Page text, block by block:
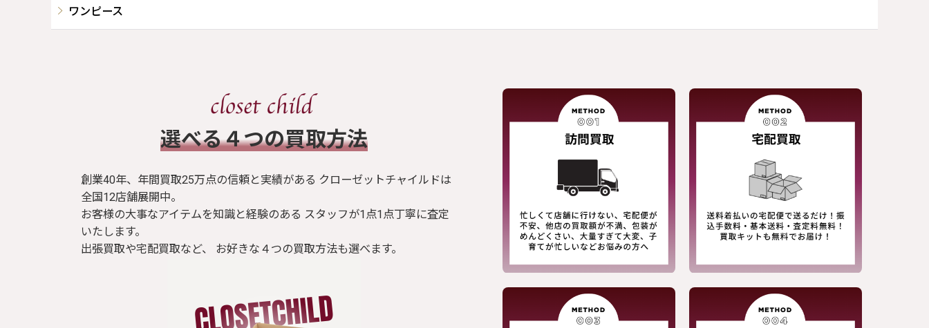
ワンピース
​選べる４つの買取方法
創業40年、年間買取25万点の信頼と実績がある クローゼットチャイルドは
全国12店舗展開中。
お客様の大事なアイテムを知識と経験のある スタッフが1点1点丁寧に査定
いたします。
出張買取や宅配買取など、 お好きな４つの買取方法も選べます。